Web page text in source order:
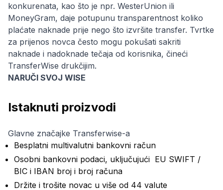
konkurenata, kao što je npr. WesterUnion ili
MoneyGram, daje potupunu transparentnost koliko
plaćate naknade prije nego što izvršite transfer. Tvrtke
za prijenos novca često mogu pokušati sakriti
naknade i nadoknade tečaja od korisnika, čineći
TransferWise drukčijim.
NARUČI SVOJ WISE
Istaknuti proizvodi
Glavne značajke Transferwise-a
Besplatni multivalutni bankovni račun
Osobni bankovni podaci, uključujući EU SWIFT /
BIC i IBAN broj i broj računa
Držite i trošite novac u više od 44 valute